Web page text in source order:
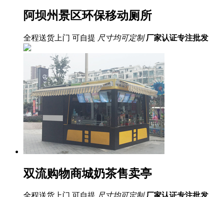
阿坝州景区环保移动厕所
全程送货上门 可自提 尺寸均可定制 厂家认证专注批发
双流购物商城奶茶售卖亭